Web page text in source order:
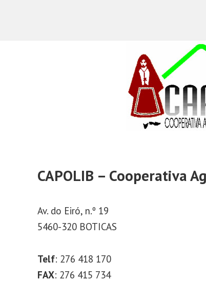
CAPOLIB – Cooperativa
Av. do Eiró, n.º 19
5460-320 BOTICAS
Telf: 276 418 170
FAX: 276 415 734